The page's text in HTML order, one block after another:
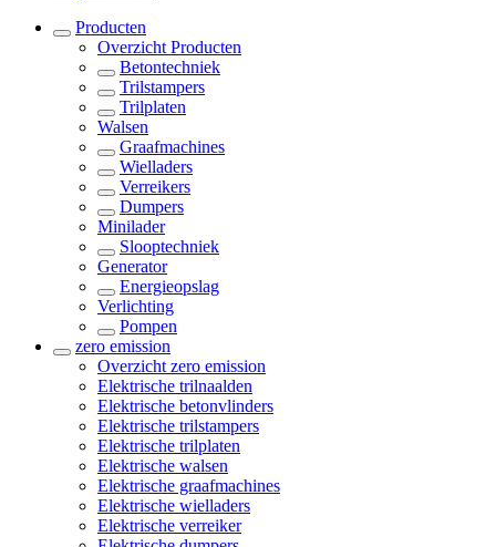
Producten
Overzicht Producten
Betontechniek
Trilstampers
Trilplaten
Walsen
Graafmachines
Wielladers
Verreikers
Dumpers
Minilader
Slooptechniek
Generator
Energieopslag
Verlichting
Pompen
zero emission
Overzicht zero emission
Elektrische trilnaalden
Elektrische betonvlinders
Elektrische trilstampers
Elektrische trilplaten
Elektrische walsen
Elektrische graafmachines
Elektrische wielladers
Elektrische verreiker